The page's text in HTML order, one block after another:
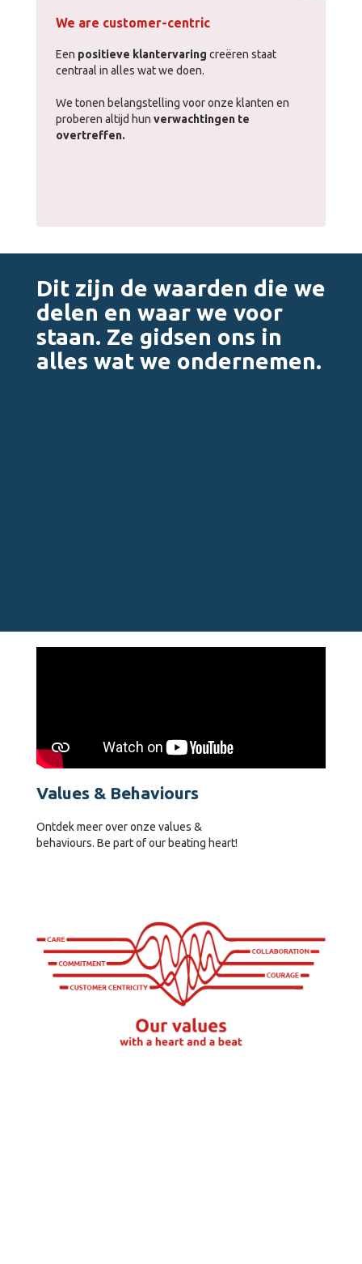
We are customer-centric
Een positieve klantervaring creëren staat
centraal in alles wat we doen.
We tonen belangstelling voor onze klanten en
proberen altijd hun verwachtingen te
overtreffen.
Dit zijn de waarden die we
delen en waar we voor
staan. Ze gidsen ons in
alles wat we ondernemen.
Values & Behaviours
Ontdek meer over onze values &
behaviours. Be part of our beating heart!